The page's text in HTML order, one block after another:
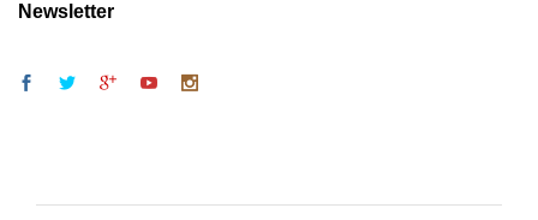
Newsletter